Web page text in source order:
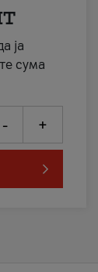
ја
сума
- +